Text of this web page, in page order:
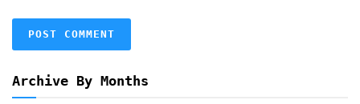
Archive By Months